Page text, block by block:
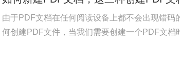
由于PDF文档在任何阅读设备上都不会出现错
何创建PDF文件，当我们需要创建一个PDF文档